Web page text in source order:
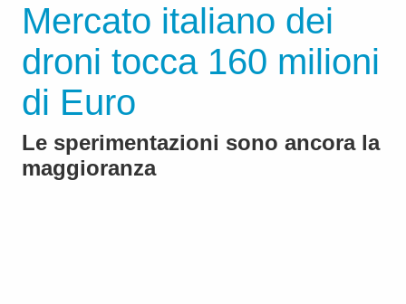
Mercato italiano dei
droni tocca 160 milioni
di Euro
Le sperimentazioni sono ancora la
maggioranza